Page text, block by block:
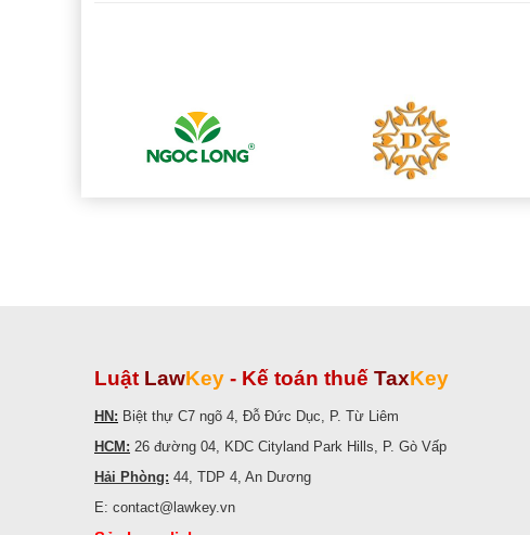
Luật LawKey - Kế toán thuế TaxKey
HN: Biệt thự C7 ngõ 4, Đỗ Đức Dục, P. Từ Liêm
HCM: 26 đường 04, KDC Cityland Park Hills, P. Gò Vấp
Hải Phòng: 44, TDP 4, An Dương
E: contact@lawkey.vn